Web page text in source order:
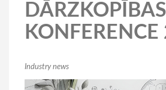
DĀRZKOPĪBAS
Industry news